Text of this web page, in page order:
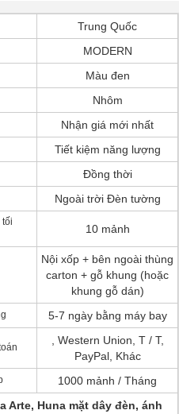
Trung Quốc
MODERN
Màu đen
Nhôm
Nhận giá mới nhất
Tiết kiệm năng lượng
Đồng thời
Ngoài trời Đèn tường
10 mảnh
Nội xốp + bên ngoài thùng
carton + gỗ khung (hoặc
khung gỗ dán)
5-7 ngày bằng máy bay
, Western Union, T / T,
PayPal, Khác
1000 mảnh / Tháng
Arte, Huna mặt dây đèn, ánh